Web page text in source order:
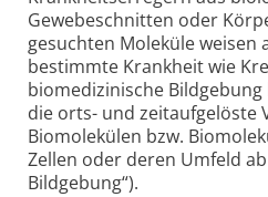
Gewebeschnitten oder
gesuchten Moleküle weisen
bestimmte Krankheit wie
biomedizinische
die orts- und zeitaufgelöste
Biomolekülen bzw.
Zellen oder deren Umfeld
Bildgebung“).